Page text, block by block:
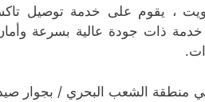
، يقوم على خدمة توصيل